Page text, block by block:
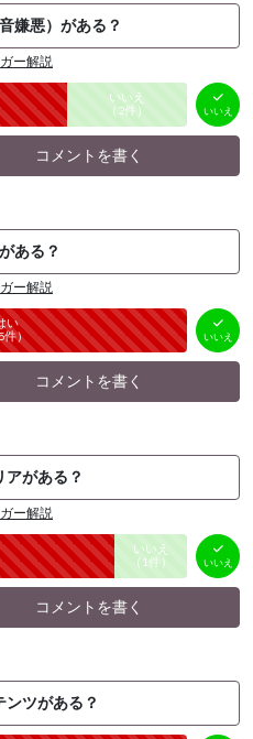
嫌悪）がある？
ー解説
未投票
いいえ
（ 2件） いいえ
コメントを書く
ある？
ー解説
い
件） 未投票
いいえ
（ 0件）
いいえ
コメントを書く
がある？
ー解説
未投票
いいえ
（ 1件） いいえ
コメントを書く
ツがある？